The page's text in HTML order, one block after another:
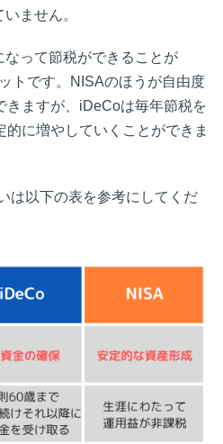
ません。
って節税ができることが
トです。NISAのほうが自由度
きますが、iDeCoは毎年節税を
的に増やしていくことができま
は以下の表を参考にしてくだ